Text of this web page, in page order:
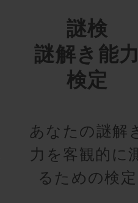
謎検
謎解き能
検定
あなたの謎解
力を客観的に
るための検定